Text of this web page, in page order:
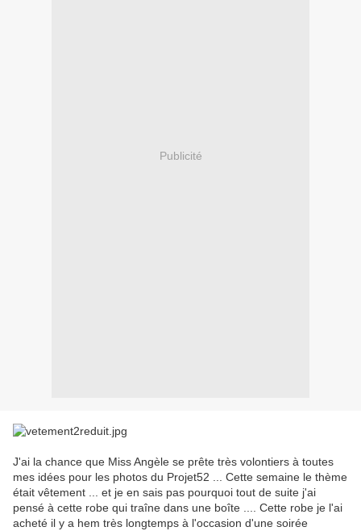
Publicité
J'ai la chance que Miss Angèle se prête très volontiers à toutes
mes idées pour les photos du Projet52 ... Cette semaine le thème
était vêtement ... et je en sais pas pourquoi tout de suite j'ai
pensé à cette robe qui traîne dans une boîte .... Cette robe je l'ai
acheté il y a hem très longtemps à l'occasion d'une soirée